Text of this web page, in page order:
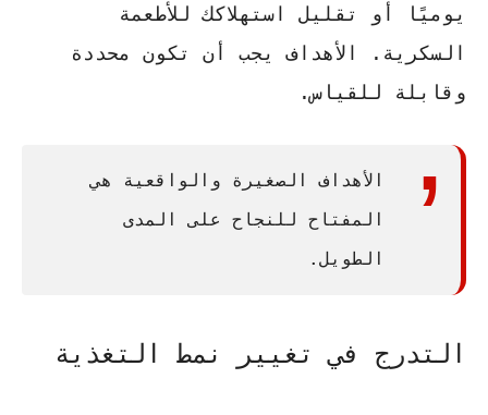
يوميًا أو تقليل استهلاكك للأطعمة
السكرية. الأهداف يجب أن تكون محددة
وقابلة للقياس.
الأهداف الصغيرة والواقعية هي
المفتاح للنجاح على المدى
الطويل.
التدرج في تغيير نمط التغذية